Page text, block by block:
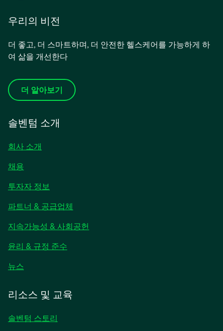
우리의 비전
더 좋고, 더 스마트하며, 더 안전한 헬스케어를 가능하게 하
여 삶을 개선한다
더 알아보기
솔벤텀 소개
회사 소개
채용
투자자 정보
에
서
림
파트너 & 공급업체
지속가능성 & 사회공헌
윤리 & 규정 준수
뉴스
에
서
열
림
리소스 및 교육
솔벤텀 스토리